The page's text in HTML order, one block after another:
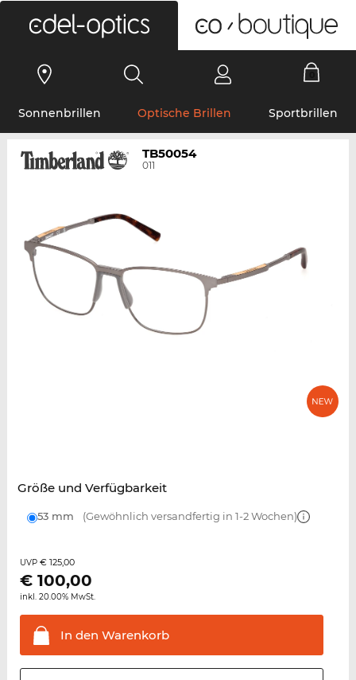
Sonnenbrillen Optische Brillen Sportbrillen
TB50054
011
Größe und Verfügbarkeit
53 mm (Gewöhnlich versandfertig in 1-2 Wochen)
UVP € 125,00
€ 100,00
inkl. 20.00% MwSt.
In den Warenkorb